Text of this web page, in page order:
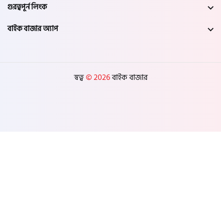
গুরত্বপূর্ন লিংক
বাইক বাজার অ্যাপ
স্বত্ব© 2026বাইক বাজার